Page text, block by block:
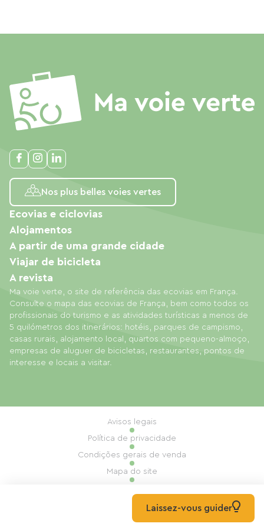
Nos plus belles voies vertes
Ma voie verte, o site de referência das ecovias em França.
Consulte o mapa das ecovias de França, bem como todos os
profissionais do turismo e as atividades turísticas a menos de
5 quilómetros dos itinerários: hotéis, parques de campismo,
casas rurais, alojamento local, quartos com pequeno-almoço,
empresas de aluguer de bicicletas, restaurantes, pontos de
interesse e locais a visitar.
Ecovias e ciclovias
Alojamentos
A partir de uma grande cidade
Viajar de bicicleta
A revista
© 2026 Ma Voie Verte Todos os direitos reservados
Avisos legais
Política de privacidade
Condições gerais de venda
Mapa do site
Realização: Mill, PrivasLaissez-vous guider